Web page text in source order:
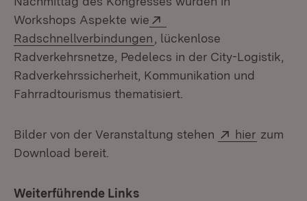
Workshops Aspekte wie
Radschnellverbindungen (Öffnet in neuem Fenster)
, lückenlose
Radverkehrsnetze, Pedelecs in der City-Logistik,
Radverkehrssicherheit, Kommunikation und
Fahrradtourismus thematisiert.
Bilder von der Veranstaltung stehen Extern:
hier (Öffnet
zum
Download bereit.
Weiterführende Links